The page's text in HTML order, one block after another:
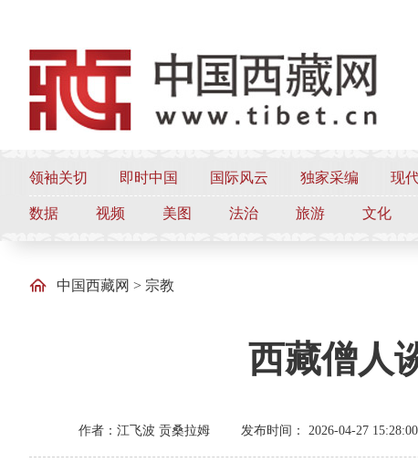
领袖关切 即时中国 国际风云 独家采编 现
数据 视频 美图 法治 旅游 文化
中国西藏网 > 宗教
西藏僧人
作者：江飞波 贡桑拉姆 发布时间： 2026-04-27 15:28:00